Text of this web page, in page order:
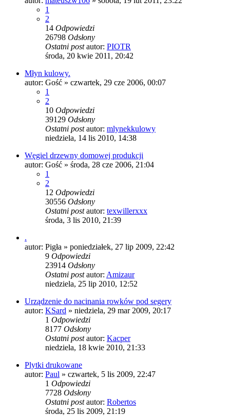
1
2
14 Odpowiedzi
26798 Odsłony
Ostatni postautor: PIOTR
środa, 20 kwie 2011, 20:42
Młyn kulowy.
autor: Gość » czwartek, 29 cze 2006, 00:07
1
2
10 Odpowiedzi
39129 Odsłony
Ostatni postautor: mlynekkulowy
niedziela, 14 lis 2010, 14:38
Węgiel drzewny domowej produkcji
autor: Gość » środa, 28 cze 2006, 21:04
1
2
12 Odpowiedzi
30556 Odsłony
Ostatni postautor: texwillerxxx
środa, 3 lis 2010, 21:39
.
autor: Pigła » poniedziałek, 27 lip 2009, 22:42
9 Odpowiedzi
23914 Odsłony
Ostatni postautor: Amizaur
niedziela, 25 lip 2010, 12:52
Urządzenie do nacinania rowków pod segery
autor: KSard » niedziela, 29 mar 2009, 20:17
1 Odpowiedzi
8177 Odsłony
Ostatni postautor: Kacper
niedziela, 18 kwie 2010, 21:33
Plytki drukowane
autor: Paul » czwartek, 5 lis 2009, 22:47
1 Odpowiedzi
7728 Odsłony
Ostatni postautor: Robertos
środa, 25 lis 2009, 21:19